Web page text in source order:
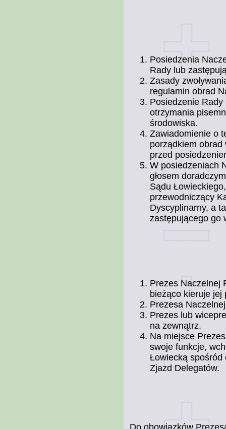
Posiedzenia
Rady lub
Zasady
regulamin obrad
Posiedzenie Rady
otrzymania
środowiska.
Zawiadomienie o
porządkiem obrad
przed
W posiedzeniach
głosem
Sądu
przewodniczący
Dyscyplinarny, a
zastępującego go
Prezes Naczelnej
bieżąco kieruje jej
Prezesa
Prezes lub
na zewnątrz.
Na miejsce
swoje funkcje,
Łowiecką spośród
Zjazd Delegatów.
Do obowiązków